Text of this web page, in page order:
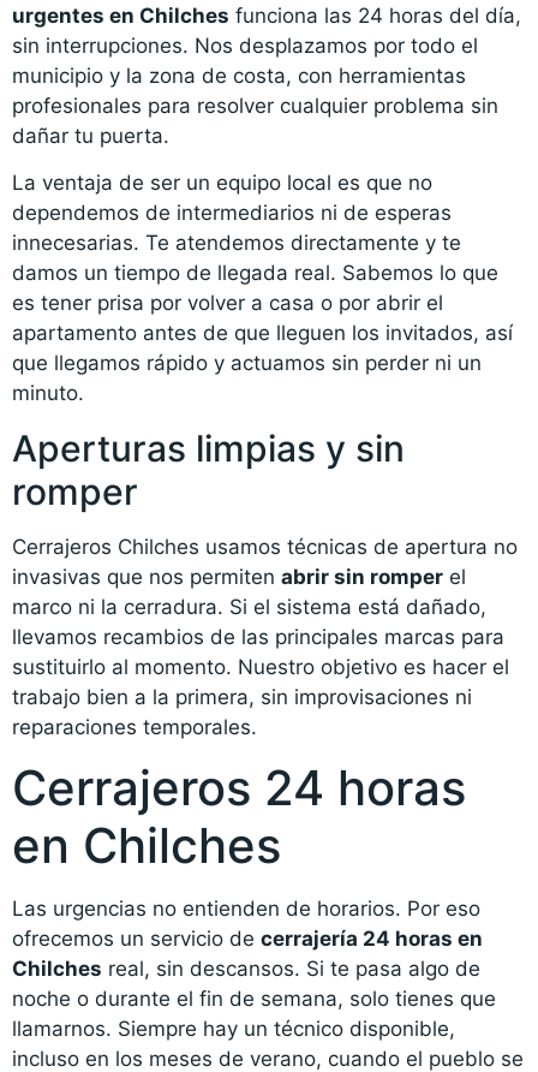
urgentes en Chilches funciona las 24 horas del día,
sin interrupciones. Nos desplazamos por todo el
municipio y la zona de costa, con herramientas
profesionales para resolver cualquier problema sin
dañar tu puerta.
La ventaja de ser un equipo local es que no
dependemos de intermediarios ni de esperas
innecesarias. Te atendemos directamente y te
damos un tiempo de llegada real. Sabemos lo que
es tener prisa por volver a casa o por abrir el
apartamento antes de que lleguen los invitados, así
que llegamos rápido y actuamos sin perder ni un
minuto.
Aperturas limpias y sin
romper
Cerrajeros Chilches usamos técnicas de apertura no
invasivas que nos permiten abrir sin romper el
marco ni la cerradura. Si el sistema está dañado,
llevamos recambios de las principales marcas para
sustituirlo al momento. Nuestro objetivo es hacer el
trabajo bien a la primera, sin improvisaciones ni
reparaciones temporales.
Cerrajeros 24 horas
en Chilches
Las urgencias no entienden de horarios. Por eso
ofrecemos un servicio de cerrajería 24 horas en
Chilches real, sin descansos. Si te pasa algo de
noche o durante el fin de semana, solo tienes que
llamarnos. Siempre hay un técnico disponible,
incluso en los meses de verano, cuando el pueblo se